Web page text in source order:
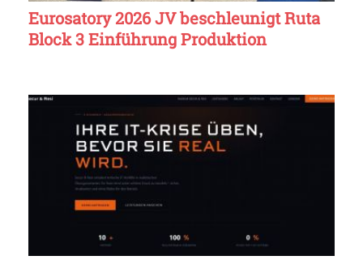
Eurosatory 2026 JV beschleunigt Ruta
Block 3 Einführung Produktion